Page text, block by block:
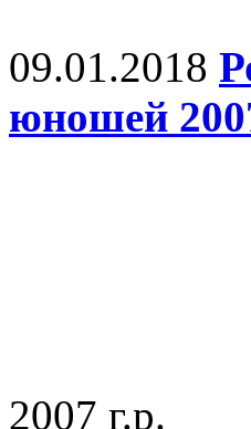
09.01.2018
юношей
2007 г.р.